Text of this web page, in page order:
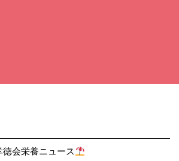
徳会栄養ニュース